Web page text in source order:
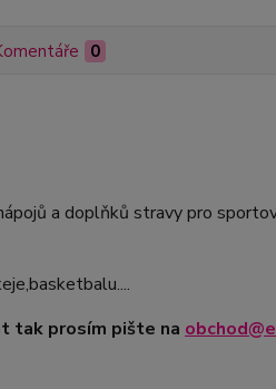
0
a doplňků stravy pro
tak prosím pište na